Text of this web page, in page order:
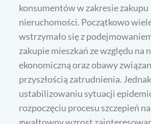
konsumentów w zakresie zakupu
nieruchomości. Początkowo
wstrzymało się z
zakupie mieszkań ze względu na
ekonomiczną oraz obawy
przyszłością zatrudnienia.
ustabilizowaniu sytuacji
rozpoczęciu procesu szczepień